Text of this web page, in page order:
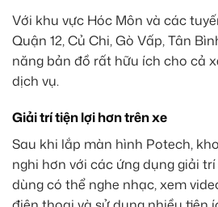
Với khu vực Hóc Môn và các
Quận 12, Củ Chi, Gò Vấp, Tân
năng bản đồ rất hữu ích cho cả
dịch vụ.
Giải trí tiện lợi hơn trên xe
Sau khi lắp màn hình Potech,
nghi hơn với các ứng dụng giải
dùng có thể nghe nhạc, xem